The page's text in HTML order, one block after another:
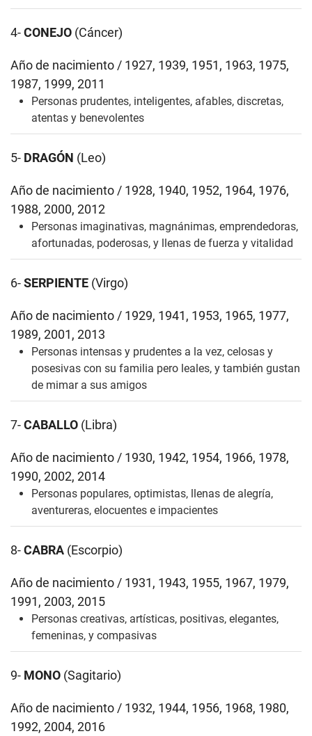
4-CONEJO (Cáncer)
Año de nacimiento / 1927, 1939, 1951, 1963, 1975,
1987, 1999, 2011
Personas prudentes, inteligentes, afables, discretas,
atentas y benevolentes
5- DRAGÓN (Leo)
Año de nacimiento / 1928, 1940, 1952, 1964, 1976,
1988, 2000, 2012
Personas imaginativas, magnánimas, emprendedoras,
afortunadas, poderosas, y llenas de fuerza y vitalidad
6-SERPIENTE (Virgo)
Año de nacimiento / 1929, 1941, 1953, 1965, 1977,
1989, 2001, 2013
Personas intensas y prudentes a la vez, celosas y
posesivas con su familia pero leales, y también gustan
de mimar a sus amigos
7-CABALLO (Libra)
Año de nacimiento / 1930, 1942, 1954, 1966, 1978,
1990, 2002, 2014
Personas populares, optimistas, llenas de alegría,
aventureras, elocuentes e impacientes
8-CABRA (Escorpio)
Año de nacimiento / 1931, 1943, 1955, 1967, 1979,
1991, 2003, 2015
Personas creativas, artísticas, positivas, elegantes,
femeninas, y compasivas
9- MONO (Sagitario)
Año de nacimiento / 1932, 1944, 1956, 1968, 1980,
1992, 2004, 2016